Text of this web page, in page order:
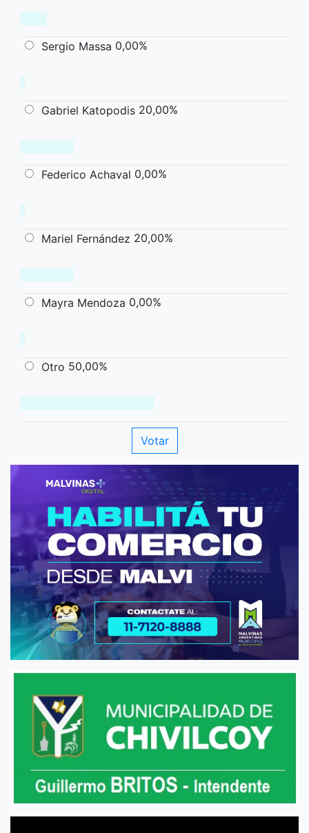
Sergio Massa 0,00%
Gabriel Katopodis 20,00%
Federico Achaval 0,00%
Mariel Fernández 20,00%
Mayra Mendoza 0,00%
Otro 50,00%